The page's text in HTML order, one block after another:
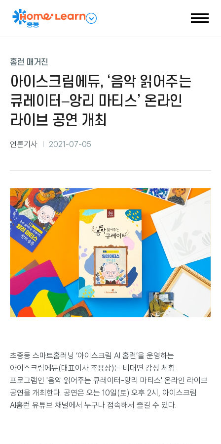
패
기
전
홈런 매거진
아이스크림에듀, ‘음악 읽어주는
큐레이터–앙리 마티스’ 온라인
라이브 공연 개최
분
언론기사
2021-07-05
초중등 스마트홈러닝 ‘아이스크림 AI 홈런’을 운영하는
아이스크림에듀(대표이사 조용상)는 비대면 감성 체험
프로그램인 '음악 읽어주는 큐레이터-앙리 마티스' 온라인 라이브
공연을 개최한다. 공연은 오는 10일(토) 오후 2시, 아이스크림
AI홈런 유튜브 채널에서 누구나 접속해서 즐길 수 있다.